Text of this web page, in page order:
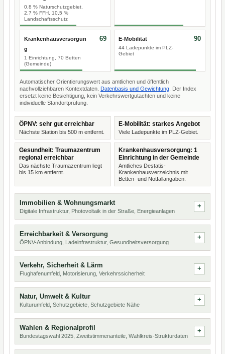
0,8 % Naturschutzgebiet,
2,7 % FFH, 10,5 %
Landschaftsschutz
Krankenhausversorgun
g
1 Einrichtung, 70 Betten
(Gemeinde)
69 E-Mobilität
44 Ladepunkte im PLZ-
Gebiet
90
Automatischer Orientierungswert aus amtlichen und öffentlich
nachvollziehbaren Kontextdaten. Datenbasis und Gewichtung . Der Index
ersetzt keine Besichtigung, kein Verkehrswertgutachten und keine
individuelle Standortprüfung.
ÖPNV: sehr gut erreichbar
Nächste Station bis 500 m entfernt.
E-Mobilität: starkes Angebot
Viele Ladepunkte im PLZ-Gebiet.
Gesundheit: Traumazentrum
regional erreichbar
Das nächste Traumazentrum liegt
bis 15 km entfernt.
Krankenhausversorgung: 1
Einrichtung in der Gemeinde
Amtliches Destatis-
Krankenhausverzeichnis mit
Betten- und Notfallangaben.
Immobilien & Wohnungsmarkt
Digitale Infrastruktur, Photovoltaik in der Straße, Energieanlagen
Erreichbarkeit & Versorgung
ÖPNV-Anbindung, Ladeinfrastruktur, Gesundheitsversorgung
Verkehr, Sicherheit & Lärm
Flughafenumfeld, Motorisierung, Verkehrssicherheit
Natur, Umwelt & Kultur
Kulturumfeld, Schutzgebiete, Schutzgebiete Nähe
Wahlen & Regionalprofil
Bundestagswahl 2025, Zweitstimmenanteile, Wahlkreis-Strukturdaten